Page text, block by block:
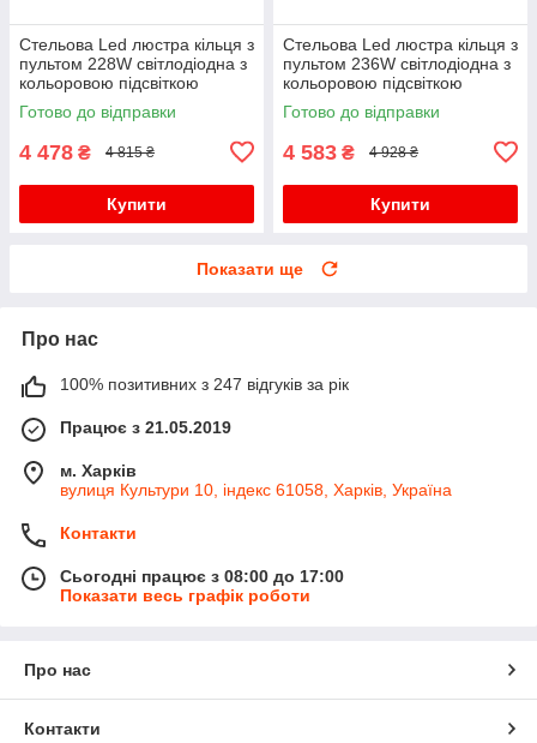
Стельова Led люстра кільця з
пультом 228W світлодіодна з
кольоровою підсвіткою
Готово до відправки
4 478 ₴ 4 815 ₴
Купити
Стельова Led люстра кільця з
пультом 236W світлодіодна з
кольоровою підсвіткою
Готово до відправки
4 583 ₴ 4 928 ₴
Купити
Показати ще
Про нас
100% позитивних з 247 відгуків за рік
Працює з 21.05.2019
м. Харків
вулиця Культури 10, індекс 61058, Харків, Україна
Контакти
Сьогодні працює з 08:00 до 17:00
Показати весь графік роботи
Про нас
Контакти